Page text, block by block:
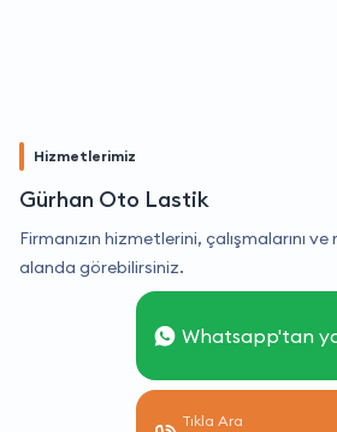
Hizmetlerimiz
Gürhan Oto Lastik
Firmanızın hizmetlerini, çalışmalarını ve
alanda görebilirsiniz.
Whatsapp'tan
Tıkla Ara